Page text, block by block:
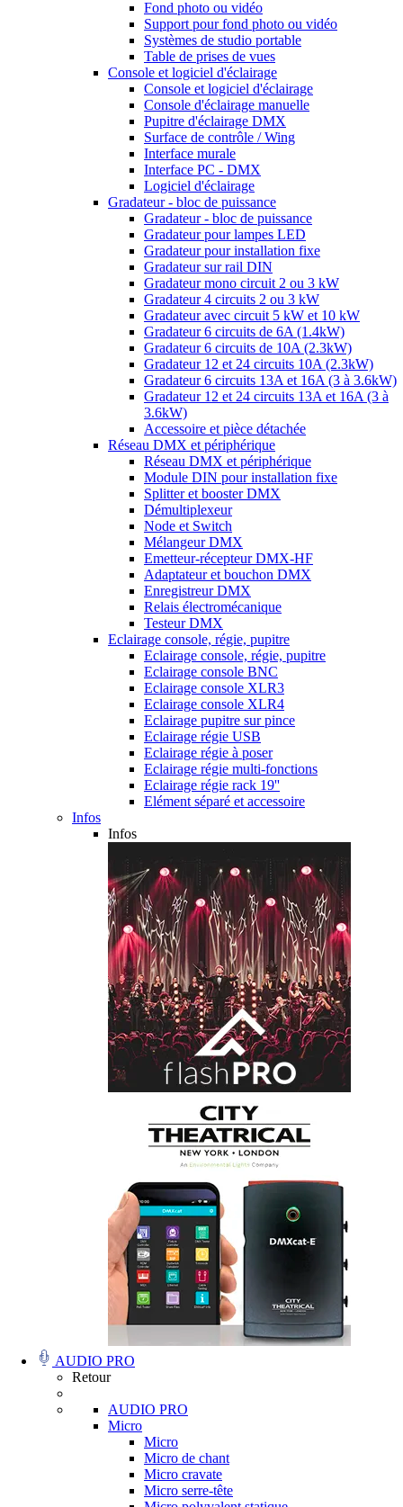
Fond photo ou vidéo
Support pour fond photo ou vidéo
Systèmes de studio portable
Table de prises de vues
Console et logiciel d'éclairage
Console et logiciel d'éclairage
Console d'éclairage manuelle
Pupitre d'éclairage DMX
Surface de contrôle / Wing
Interface murale
Interface PC - DMX
Logiciel d'éclairage
Gradateur - bloc de puissance
Gradateur - bloc de puissance
Gradateur pour lampes LED
Gradateur pour installation fixe
Gradateur sur rail DIN
Gradateur mono circuit 2 ou 3 kW
Gradateur 4 circuits 2 ou 3 kW
Gradateur avec circuit 5 kW et 10 kW
Gradateur 6 circuits de 6A (1.4kW)
Gradateur 6 circuits de 10A (2.3kW)
Gradateur 12 et 24 circuits 10A (2.3kW)
Gradateur 6 circuits 13A et 16A (3 à 3.6kW)
Gradateur 12 et 24 circuits 13A et 16A (3 à
3.6kW)
Accessoire et pièce détachée
Réseau DMX et périphérique
Réseau DMX et périphérique
Module DIN pour installation fixe
Splitter et booster DMX
Démultiplexeur
Node et Switch
Mélangeur DMX
Emetteur-récepteur DMX-HF
Adaptateur et bouchon DMX
Enregistreur DMX
Relais électromécanique
Testeur DMX
Eclairage console, régie, pupitre
Eclairage console, régie, pupitre
Eclairage console BNC
Eclairage console XLR3
Eclairage console XLR4
Eclairage pupitre sur pince
Eclairage régie USB
Eclairage régie à poser
Eclairage régie multi-fonctions
Eclairage régie rack 19''
Elément séparé et accessoire
Infos
Infos
AUDIO PRO
Retour
AUDIO PRO
Micro
Micro
Micro de chant
Micro cravate
Micro serre-tête